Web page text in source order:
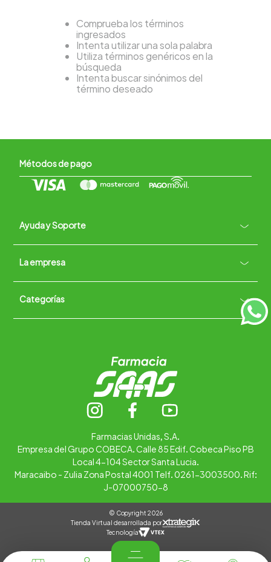
Comprueba los términos
ingresados
Intenta utilizar una sola palabra
Utiliza términos genéricos en la
búsqueda
Intenta buscar sinónimos del
término deseado
Métodos de pago
Ayuda y Soporte +
Contacto vía WhatsApp
Términos y condiciones
La empresa +
Quiénes somos
Trabaja con nosotros
Categorías +
Farmacias Unidas, S.A.
Empresa del Grupo COBECA. Calle 85 Edif. Cobeca Piso PB
Local 4-104 Sector Santa Lucia.
Maracaibo - Zulia Zona Postal 4001 Telf. 0261-3003500. Rif:
J-07000750-8
© Copyright 2026
Tienda Virtual desarrollada por
Tecnología